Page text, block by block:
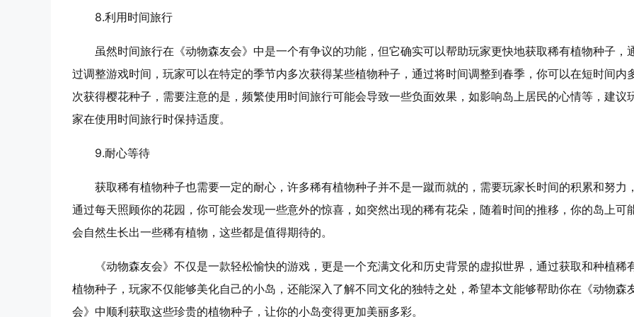
8.利用时间旅行
虽然时间旅行在《动物森友会》中是一个有争议的功能，但它确实可以帮助玩家更快地获取稀有植物种子，
过调整游戏时间，玩家可以在特定的季节内多次获得某些植物种子，通过将时间调整到春季，你可以在短时间内
次获得樱花种子，需要注意的是，频繁使用时间旅行可能会导致一些负面效果，如影响岛上居民的心情等，建议
家在使用时间旅行时保持适度。
9.耐心等待
获取稀有植物种子也需要一定的耐心，许多稀有植物种子并不是一蹴而就的，需要玩家长时间的积累和努力，
通过每天照顾你的花园，你可能会发现一些意外的惊喜，如突然出现的稀有花朵，随着时间的推移，你的岛上可
会自然生长出一些稀有植物，这些都是值得期待的。
《动物森友会》不仅是一款轻松愉快的游戏，更是一个充满文化和历史背景的虚拟世界，通过获取和种植稀
植物种子，玩家不仅能够美化自己的小岛，还能深入了解不同文化的独特之处，希望本文能够帮助你在《动物森
会》中顺利获取这些珍贵的植物种子，让你的小岛变得更加美丽多彩。